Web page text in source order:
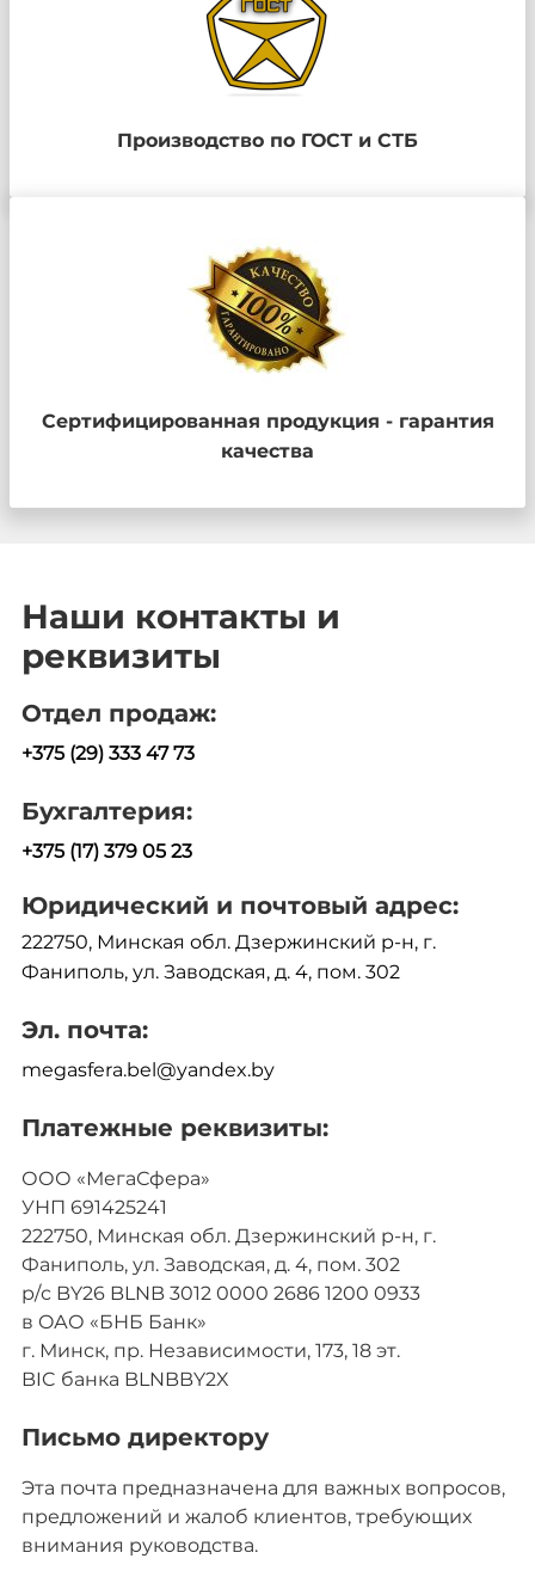
Производство по ГОСТ и СТБ
Сертифицированная продукция - гарантия
качества
Наши контакты и
реквизиты
Отдел продаж:
+375 (29) 333 47 73
Бухгалтерия:
+375 (17) 379 05 23
Юридический и почтовый адрес:
222750, Минская обл. Дзержинский р-н, г.
Фаниполь, ул. Заводская, д. 4, пом. 302
Эл. почта:
megasfera.bel@yandex.by
Платежные реквизиты:
ООО «МегаСфера»
УНП 691425241
222750, Минская обл. Дзержинский р-н, г.
Фаниполь, ул. Заводская, д. 4, пом. 302
р/с BY26 BLNB 3012 0000 2686 1200 0933
в OАО «БНБ Банк»
г. Минск, пр. Независимости, 173, 18 эт.
BIC банка BLNBBY2X
Письмо директору
Эта почта предназначена для важных вопросов,
предложений и жалоб клиентов, требующих
внимания руководства.